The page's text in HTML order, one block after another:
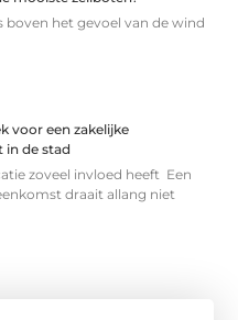
boven het gevoel van de wind
voor een zakelijke
in de stad
zoveel invloed heeft Een
draait allang niet